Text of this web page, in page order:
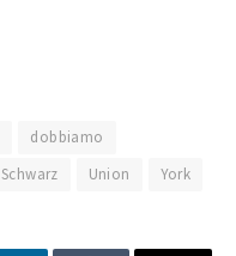
dobbiamo
Schwarz Union York